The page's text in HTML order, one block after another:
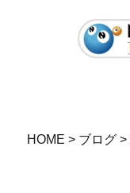
HOME > ブログ>